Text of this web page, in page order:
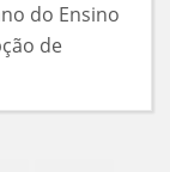
do Ensino
de